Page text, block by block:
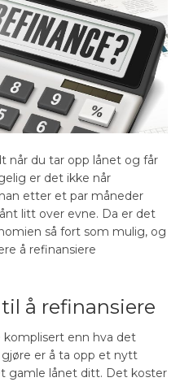
når du tar opp lånet og får
er det ikke når
etter et par måneder
litt over evne. Da er det
så fort som mulig, og
å refinansiere
å refinansiere
komplisert enn hva det
er å ta opp et nytt
gamle lånet ditt. Det koster